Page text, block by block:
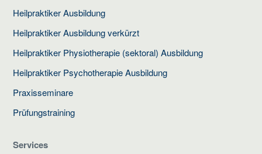
Heilpraktiker Ausbildung
Heilpraktiker Ausbildung verkürzt
Heilpraktiker Physiotherapie (sektoral) Ausbildung
Heilpraktiker Psychotherapie Ausbildung
Praxisseminare
Prüfungstraining
Services